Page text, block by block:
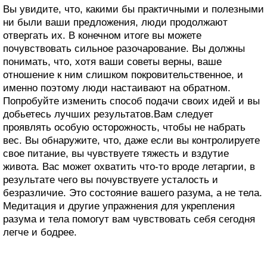
Вы увидите, что, какими бы практичными и полезными
ни были ваши предложения, люди продолжают
отвергать их. В конечном итоге вы можете
почувствовать сильное разочарование. Вы должны
понимать, что, хотя ваши советы верны, ваше
отношение к ним слишком покровительственное, и
именно поэтому люди настаивают на обратном.
Попробуйте изменить способ подачи своих идей и вы
добьетесь лучших результатов.Вам следует
проявлять особую осторожность, чтобы не набрать
вес. Вы обнаружите, что, даже если вы контролируете
свое питание, вы чувствуете тяжесть и вздутие
живота. Вас может охватить что-то вроде летаргии, в
результате чего вы почувствуете усталость и
безразличие. Это состояние вашего разума, а не тела.
Медитация и другие упражнения для укрепления
разума и тела помогут вам чувствовать себя сегодня
легче и бодрее.